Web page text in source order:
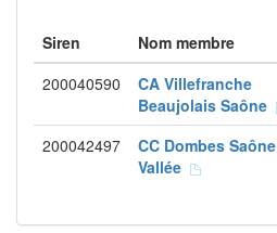
Siren Nom membre
200040590
CA Villefranche
Beaujolais Saône
200042497
CC Dombes Saône
Vallée